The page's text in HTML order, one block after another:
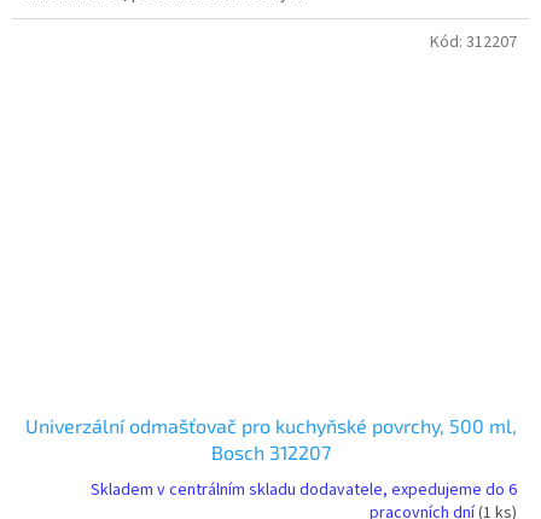
Univerzální odmašťovač pro kuchyňské povrchy, 500 ml,
Bosch 312207
Skladem v centrálním skladu dodavatele, expedujeme do 6
pracovních dní(1 ks)
Kód: 312207